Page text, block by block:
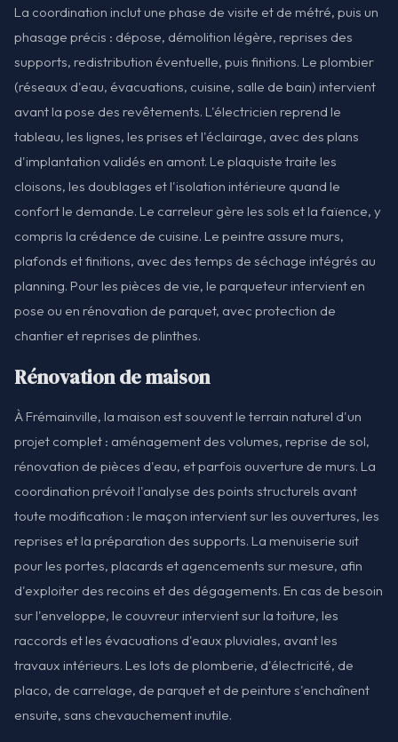
La coordination inclut une phase de visite et de métré, puis un
phasage précis : dépose, démolition légère, reprises des
supports, redistribution éventuelle, puis finitions. Le plombier
(réseaux d'eau, évacuations, cuisine, salle de bain) intervient
avant la pose des revêtements. L'électricien reprend le
tableau, les lignes, les prises et l'éclairage, avec des plans
d'implantation validés en amont. Le plaquiste traite les
cloisons, les doublages et l'isolation intérieure quand le
confort le demande. Le carreleur gère les sols et la faïence, y
compris la crédence de cuisine. Le peintre assure murs,
plafonds et finitions, avec des temps de séchage intégrés au
planning. Pour les pièces de vie, le parqueteur intervient en
pose ou en rénovation de parquet, avec protection de
chantier et reprises de plinthes.
Rénovation de maison
À Frémainville, la maison est souvent le terrain naturel d'un
projet complet : aménagement des volumes, reprise de sol,
rénovation de pièces d'eau, et parfois ouverture de murs. La
coordination prévoit l'analyse des points structurels avant
toute modification : le maçon intervient sur les ouvertures, les
reprises et la préparation des supports. La menuiserie suit
pour les portes, placards et agencements sur mesure, afin
d'exploiter des recoins et des dégagements. En cas de besoin
sur l'enveloppe, le couvreur intervient sur la toiture, les
raccords et les évacuations d'eaux pluviales, avant les
travaux intérieurs. Les lots de plomberie, d'électricité, de
placo, de carrelage, de parquet et de peinture s'enchaînent
ensuite, sans chevauchement inutile.